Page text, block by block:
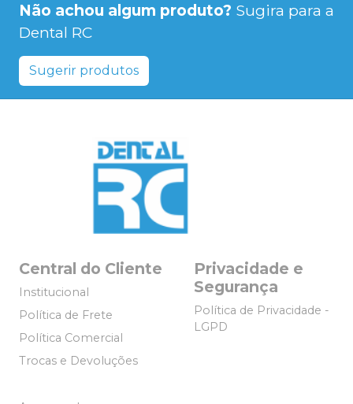
Não achou algum produto? Sugira para a
Dental RC
Sugerir produtos
Central do Cliente
Institucional
Política de Frete
Política Comercial
Trocas e Devoluções
Privacidade e
Segurança
Política de Privacidade -
LGPD